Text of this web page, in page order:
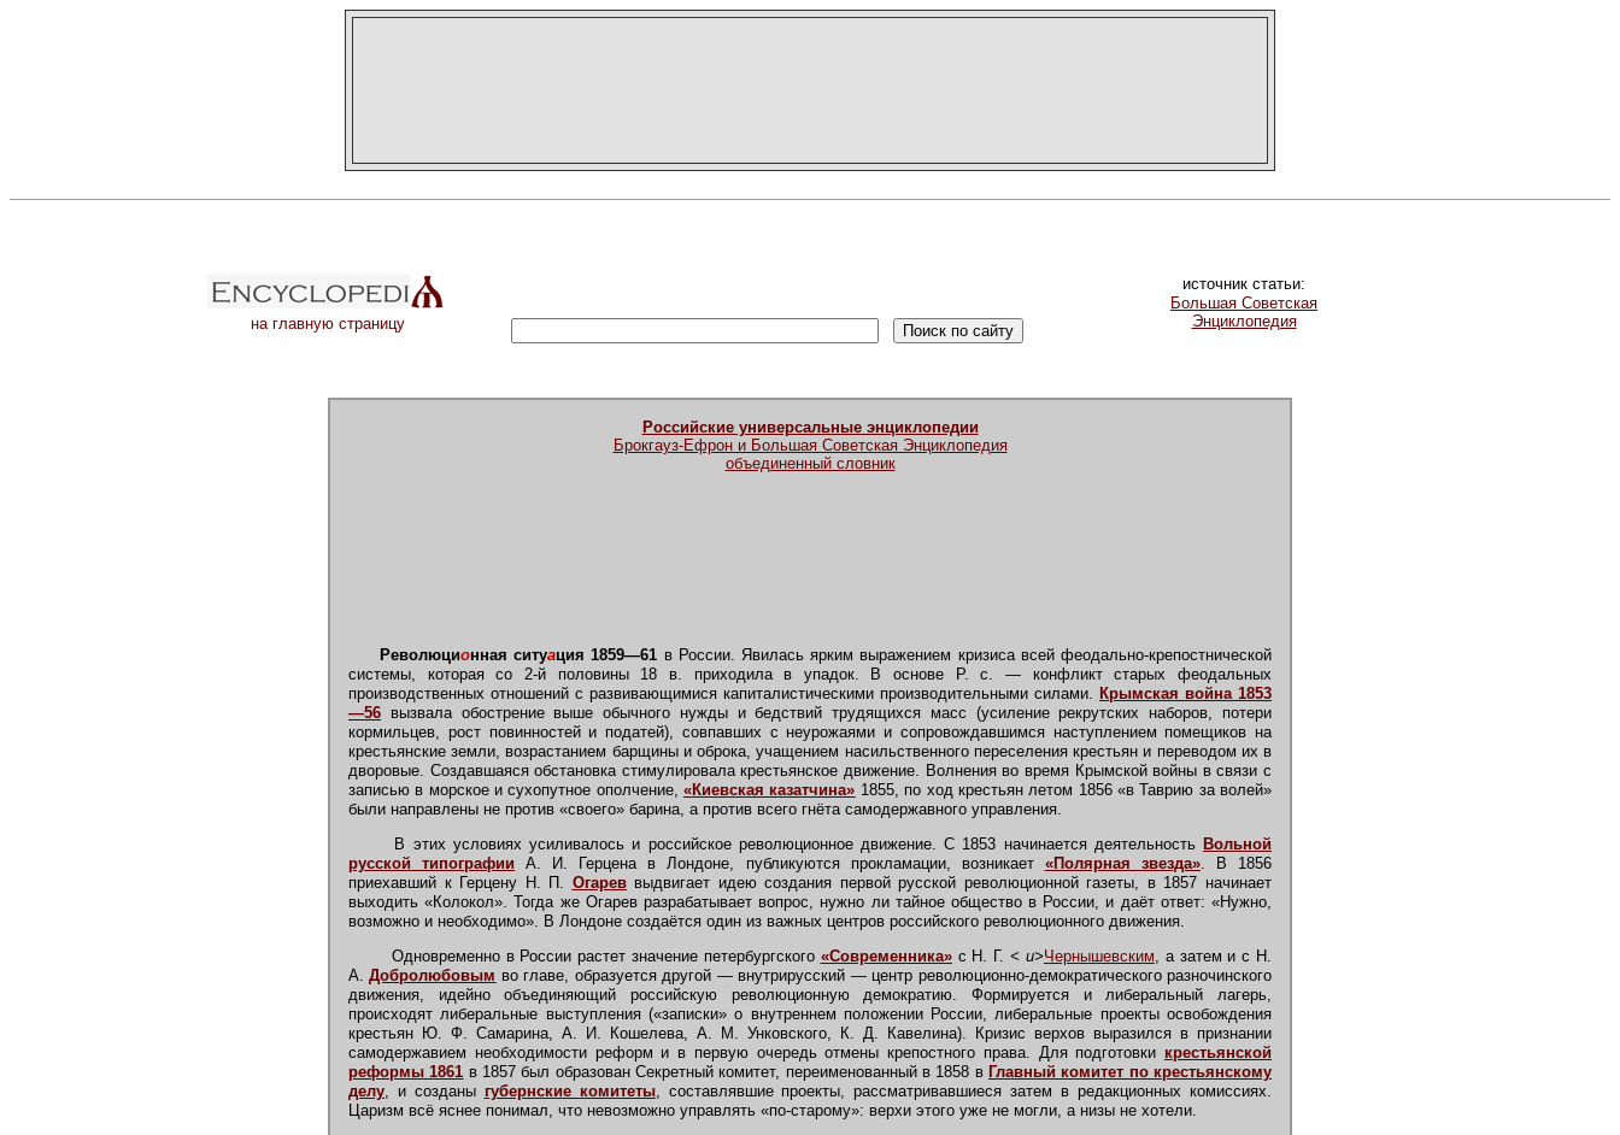
на главную страницу
источник статьи:
Большая Советская
Энциклопедия
Российские универсальные энциклопедии
Брокгауз-Ефрон и Большая Советская Энциклопедия
объединенный словник
Революционная ситуация 1859—61 в России. Явилась ярким выражением кризиса всей феодально-крепостнической
системы, которая со 2-й половины 18 в. приходила в упадок. В основе Р. с. — конфликт старых феодальных
производственных отношений с развивающимися капиталистическими производительными силами. Крымская война 1853
—56 вызвала обострение выше обычного нужды и бедствий трудящихся масс (усиление рекрутских наборов, потери
кормильцев, рост повинностей и податей), совпавших с неурожаями и сопровождавшимся наступлением помещиков на
крестьянские земли, возрастанием барщины и оброка, учащением насильственного переселения крестьян и переводом их в
дворовые. Создавшаяся обстановка стимулировала крестьянское движение. Волнения во время Крымской войны в связи с
записью в морское и сухопутное ополчение,«Киевская казатчина» 1855, по ход крестьян летом 1856 «в Таврию за волей»
были направлены не против «своего» барина, а против всего гнёта самодержавного управления.
В этих условиях усиливалось и российское революционное движение. С 1853 начинается деятельность Вольной
русской типографии А. И. Герцена в Лондоне, публикуются прокламации, возникает «Полярная звезда». В 1856
приехавший к Герцену Н. П. Огареввыдвигает идею создания первой русской революционной газеты, в 1857 начинает
выходить «Колокол». Тогда же Огарев разрабатывает вопрос, нужно ли тайное общество в России, и даёт ответ: «Нужно,
возможно и необходимо». В Лондоне создаётся один из важных центров российского революционного движения.
Одновременно в России растет значение петербургского «Современника»с Н. Г.< u>Чернышевским, а затем и с Н.
А.Добролюбовым во главе, образуется другой — внутрирусский — центр революционно-демократического разночинского
движения, идейно объединяющий российскую революционную демократию. Формируется и либеральный лагерь,
происходят либеральные выступления («записки» о внутреннем положении России, либеральные проекты освобождения
крестьян Ю. Ф. Самарина, А. И. Кошелева, А. М. Унковского, К. Д. Кавелина). Кризис верхов выразился в признании
самодержавием необходимости реформ и в первую очередь отмены крепостного права. Для подготовки крестьянской
реформы 1861 в 1857 был образован Секретный комитет, переименованный в 1858 в Главный комитет по крестьянскому
делу, и созданы губернские комитеты, составлявшие проекты, рассматривавшиеся затем в редакционных комиссиях.
Царизм всё яснее понимал, что невозможно управлять «по-старому»: верхи этого уже не могли, а низы не хотели.